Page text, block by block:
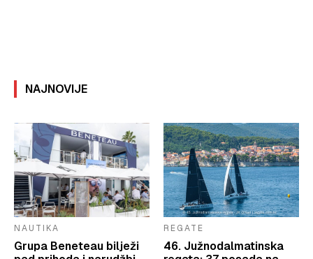
NAJNOVIJE
NAUTIKA
Grupa Beneteau bilježi
REGATE
46. Južnodalmatinska